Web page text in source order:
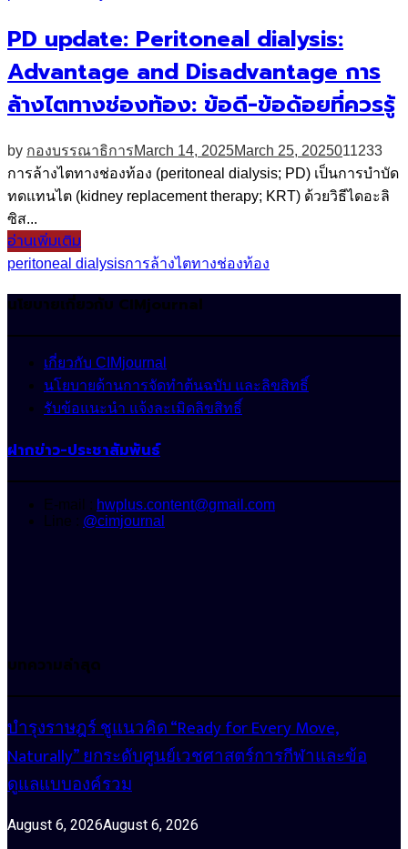
PD update: Peritoneal dialysis:
Advantage and Disadvantage การ
ล้างไตทางช่องท้อง: ข้อดี-ข้อด้อยที่ควรรู้
by กองบรรณาธิการMarch 14, 2025March 25, 2025011233
การล้างไตทางช่องท้อง (peritoneal dialysis; PD) เป็นการบำบัด
ทดแทนไต (kidney replacement therapy; KRT) ด้วยวิธีไดอะลิ
ซิส...
อ่านเพิ่มเติม
peritoneal dialysisการล้างไตทางช่องท้อง
นโยบายเกี่ยวกับ CIMjournal
เกี่ยวกับ CIMjournal
นโยบายด้านการจัดทำต้นฉบับ และลิขสิทธิ์
รับข้อแนะนำ แจ้งละเมิดลิขสิทธิ์
ฝากข่าว-ประชาสัมพันธ์
E-mail : hwplus.content@gmail.com
Line : @cimjournal
บทความล่าสุด
บำรุงราษฎร์ ชูแนวคิด “Ready for Every Move,
Naturally” ยกระดับศูนย์เวชศาสตร์การกีฬาและข้อ
ดูแลแบบองค์รวม
August 6, 2026August 6, 2026